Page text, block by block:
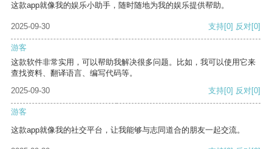
这款app就像我的娱乐小助手，随时随地为我的娱乐提供帮助。
2025-09-30 支持[0] 反对[0]
游客
这款软件非常实用，可以帮助我解决很多问题。比如，我可以使用它来
查找资料、翻译语言、编写代码等。
2025-09-30
支持[0] 反对[0]
游客
这款app就像我的社交平台，让我能够与志同道合的朋友一起交流。